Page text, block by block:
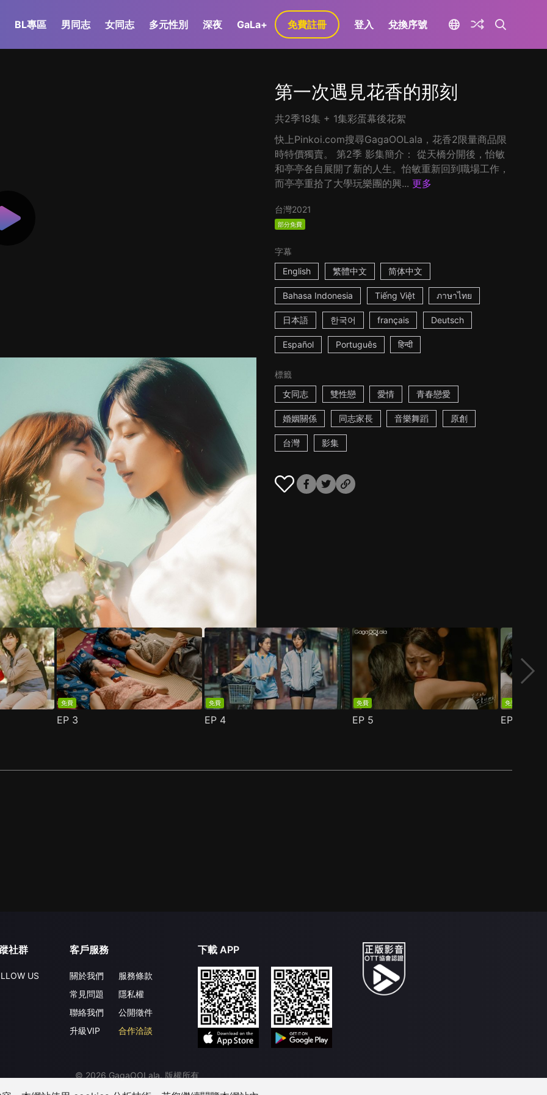
BL專區 男同志 女同志 多元性別 深夜 GaLa+ 免費註冊 登入 兌換序號
第一次遇見花香的那刻
共2季18集 + 1集彩蛋幕後花絮
快上Pinkoi.com搜尋GagaOOLala，花香2限量商品限
時特價獨賣。 第2季 影集簡介： 從天橋分開後，怡敏
和亭亭各自展開了新的人生。怡敏重新回到職場工作，
而亭亭重拾了大學玩樂團的興... 更多
台灣2021
部分免費
字幕
English
繁體中文 简体中文
Bahasa Indonesia Tiếng Việt ภาษาไทย
日本語 한국어 français Deutsch
Español Português हिन्दी
標籤
女同志
雙性戀 愛情 青春戀愛
婚姻關係 同志家長 音樂舞蹈 原創
台灣 影集
免費
EP 3
免費
EP 4
免費
EP 5
免費
EP
社群
US
客戶服務
關於我們
常見問題
聯絡我們
升級VIP
服務條款
隱私權
公開徵件
合作洽談
下載 APP
© 2026 GagaOOLala. 版權所有